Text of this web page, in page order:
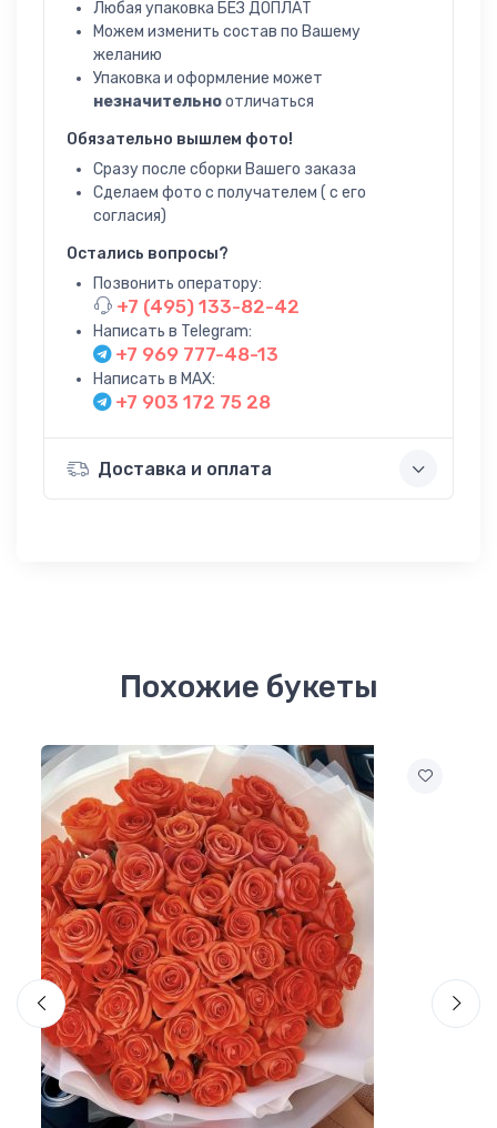
Любая упаковка БЕЗ ДОПЛАТ
Можем изменить состав по Вашему
желанию
Упаковка и оформление может
незначительноотличаться
Обязательно вышлем фото!
Сразу после сборки Вашего заказа
Сделаем фото с получателем ( с его
согласия)
Остались вопросы?
Позвонить оператору:
+7 (495) 133-82-42
Написать в Telegram:
+7 969 777-48-13
Написать в MAX:
+7 903 172 75 28
Доставка и оплата
Похожие букеты